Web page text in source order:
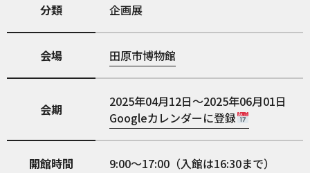
分類 企画展
会場 田原市博物館
会期
2025年04月12日～2025年06月01日
Googleカレンダーに登録
開館時間 9:00～17:00（入館は16:30まで）